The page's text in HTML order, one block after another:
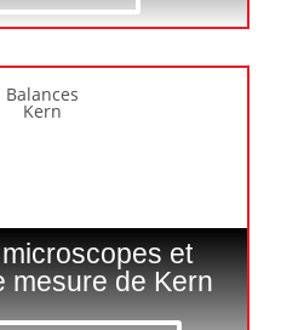
et
mesure de Kern